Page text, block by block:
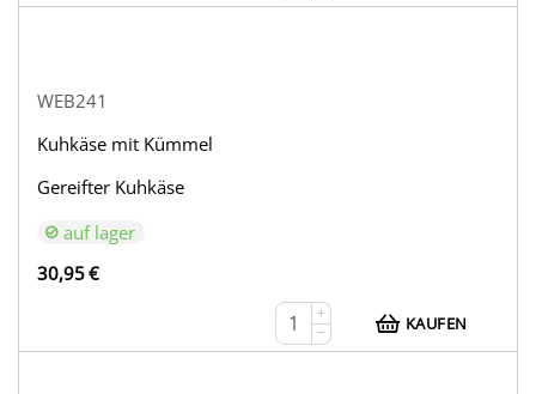
WEB241
Kuhkäse mit Kümmel
Gereifter Kuhkäse
auf lager
30,95€
+
−
KAUFEN